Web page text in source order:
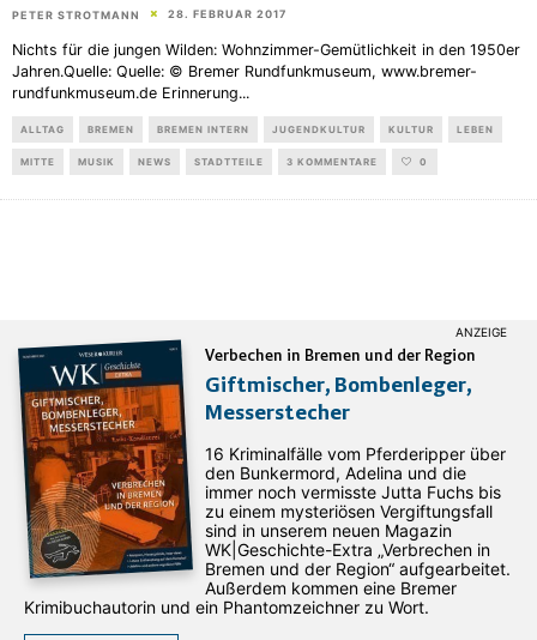
PETER STROTMANN 28. FEBRUAR 2017
Nichts für die jungen Wilden: Wohnzimmer-Gemütlichkeit in den 1950er
Jahren.Quelle: Quelle: © Bremer Rundfunkmuseum, www.bremer-
rundfunkmuseum.de Erinnerung...
ALLTAG BREMEN BREMEN INTERN JUGENDKULTUR KULTUR LEBEN
MITTE MUSIK NEWS STADTTEILE 3 KOMMENTARE 0
Verbechen in Bremen und der Region
Giftmischer, Bombenleger,
Messerstecher
16 Kriminalfälle vom Pferderipper über
den Bunkermord, Adelina und die
immer noch vermisste Jutta Fuchs bis
zu einem mysteriösen Vergiftungsfall
sind in unserem neuen Magazin
WK|Geschichte-Extra „Verbrechen in
Bremen und der Region“ aufgearbeitet.
Außerdem kommen eine Bremer
Krimibuchautorin und ein Phantomzeichner zu Wort.